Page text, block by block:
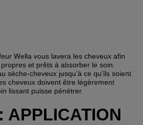
Wella vous lavera les cheveux afin
et prêts à absorber le soin.
sèche-cheveux jusqu’à ce qu’ils soient
cheveux doivent être légèrement
lissant puisse pénétrer.
APPLICATION